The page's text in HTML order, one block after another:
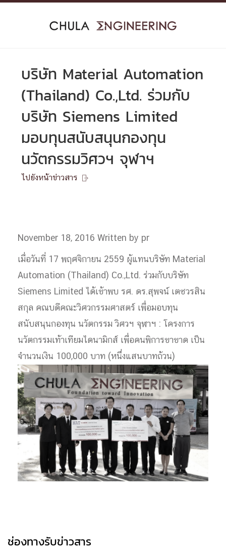
Skip
บริษัท Material Automation
(Thailand) Co.,Ltd. ร่วมกับ
บริษัท Siemens Limited
มอบทุนสนับสนุนกองทุน
นวัตกรรมวิศวฯ จุฬาฯ
ไปยังหน้าข่าวสาร 
November 18, 2016Written by pr
เมื่อวันที่ 17 พฤศจิกายน 2559 ผู้แทนบริษัท Material
Automation (Thailand) Co.,Ltd. ร่วมกับบริษัท
Siemens Limited ได้เข้าพบ รศ. ดร.สุพจน์ เตชวรสิน
สกุล คณบดีคณะวิศวกรรมศาสตร์ เพื่อมอบทุน
สนับสนุนกองทุน นวัตกรรม วิศวฯ จุฬาฯ : โครงการ
นวัตกรรมเท้าเทียมไดนามิกส์ เพื่อคนพิการขาขาด เป็น
จำนวนเงิน 100,000 บาท (หนึ่งแสนบาทถ้วน)
ช่องทางรับข่าวสาร